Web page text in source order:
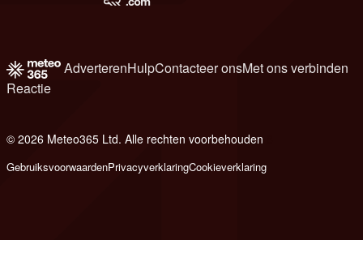
AdverterenHulpContacteer onsMet ons verbinden
Reactie
© 2026 Meteo365 Ltd. Alle rechten voorbehouden
GebruiksvoorwaardenPrivacyverklaringCookieverklaring